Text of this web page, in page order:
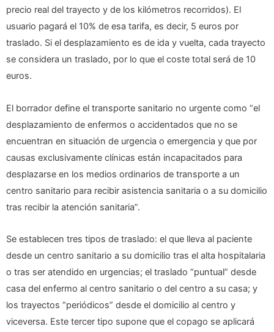
precio real del trayecto y de los kilómetros recorridos). El
usuario pagará el 10% de esa tarifa, es decir, 5 euros por
traslado. Si el desplazamiento es de ida y vuelta, cada trayecto
se considera un traslado, por lo que el coste total será de 10
euros.
El borrador define el transporte sanitario no urgente como “el
desplazamiento de enfermos o accidentados que no se
encuentran en situación de urgencia o emergencia y que por
causas exclusivamente clínicas están incapacitados para
desplazarse en los medios ordinarios de transporte a un
centro sanitario para recibir asistencia sanitaria o a su domicilio
tras recibir la atención sanitaria”.
Se establecen tres tipos de traslado: el que lleva al paciente
desde un centro sanitario a su domicilio tras el alta hospitalaria
o tras ser atendido en urgencias; el traslado “puntual” desde
casa del enfermo al centro sanitario o del centro a su casa; y
los trayectos “periódicos” desde el domicilio al centro y
viceversa. Este tercer tipo supone que el copago se aplicará